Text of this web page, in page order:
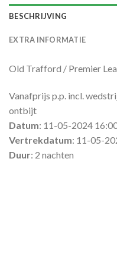
BESCHRIJVING
EXTRA INFORMATIE
Old Trafford / Premier
Vanafprijs p.p. incl.
ontbijt
Datum: 11-05-2024
Vertrekdatum: 11-05-
Duur: 2 nachten